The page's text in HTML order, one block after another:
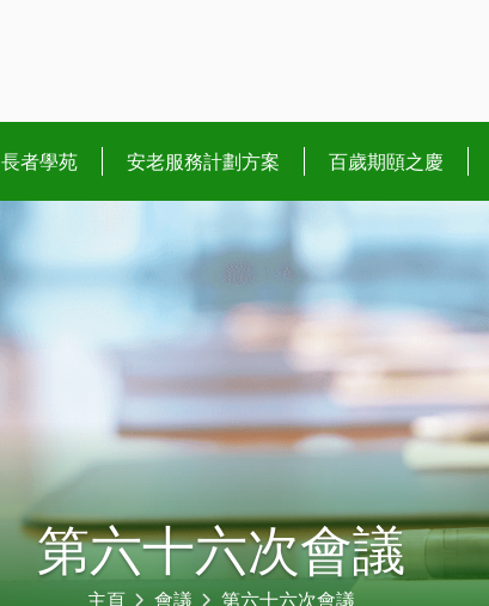
長者學苑 安老服務計劃方案 百歲期頤之慶
第六十六次會議
主頁 會議 第六十六次會議